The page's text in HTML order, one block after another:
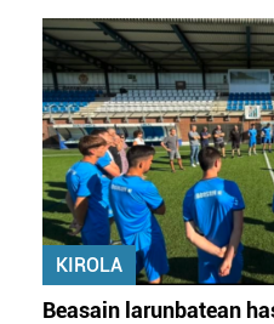
KIROLA
Beasain larunbatean